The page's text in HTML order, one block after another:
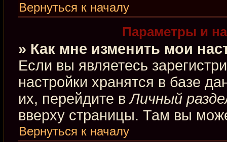
Вернуться к началу
Параметры и
» Как мне изменить мои
Если вы являетесь
настройки хранятся в базе
их, перейдите вЛичный
вверху страницы. Там вы
Вернуться к началу